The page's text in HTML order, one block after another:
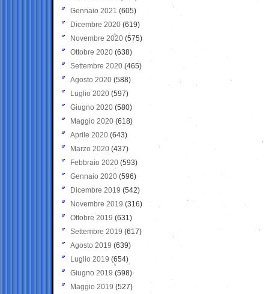
Gennaio 2021 (605)
Dicembre 2020 (619)
Novembre 2020 (575)
Ottobre 2020 (638)
Settembre 2020(465)
Agosto 2020 (588)
Luglio 2020 (597)
Giugno 2020 (580)
Maggio 2020 (618)
Aprile 2020 (643)
Marzo 2020 (437)
Febbraio 2020 (593)
Gennaio 2020 (596)
Dicembre 2019 (542)
Novembre 2019 (316)
Ottobre 2019 (631)
Settembre 2019 (617)
Agosto 2019 (639)
Luglio 2019 (654)
Giugno 2019 (598)
Maggio 2019 (527)